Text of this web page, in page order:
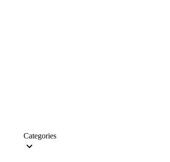
Categories